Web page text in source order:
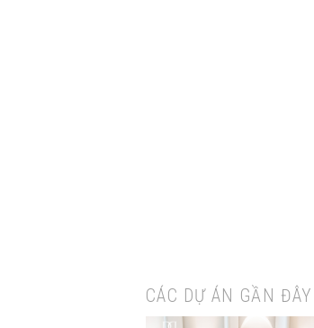
CÁC DỰ ÁN GẦN ĐÂY